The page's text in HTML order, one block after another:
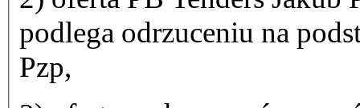
podlega odrzuceniu na
Pzp,